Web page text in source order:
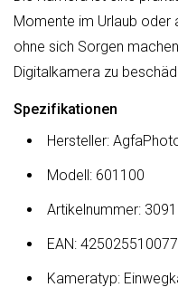
Momente im Urlaub oder
ohne sich Sorgen
Digitalkamera zu
Spezifikationen
Hersteller:
Modell: 601100
Artikelnummer:
EAN:
Kameratyp: